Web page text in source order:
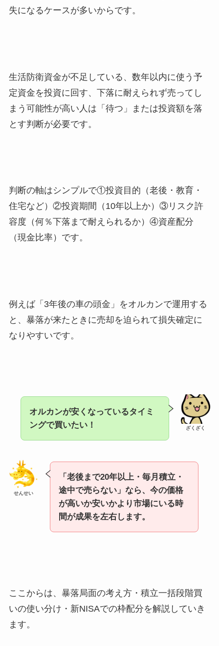
失になるケースが多いからです。
生活防衛資金が不足している、数年以内に使う予
定資金を投資に回す、下落に耐えられず売ってし
まう可能性が高い人は「待つ」または投資額を落
とす判断が必要です。
判断の軸はシンプルで①投資目的（老後・教育・
住宅など）②投資期間（10年以上か）③リスク許
容度（何％下落まで耐えられるか）④資産配分
（現金比率）です。
例えば「3年後の車の頭金」をオルカンで運用する
と、暴落が来たときに売却を迫られて損失確定に
なりやすいです。
ざくざく
オルカンが安くなっているタイミ
ングで買いたい！
せんせい
「老後まで20年以上・毎月積立・
途中で売らない」なら、今の価格
が高いか安いかより市場にいる時
間が成果を左右します。
ここからは、暴落局面の考え方・積立一括段階買
いの使い分け・新NISAでの枠配分を解説していき
ます。